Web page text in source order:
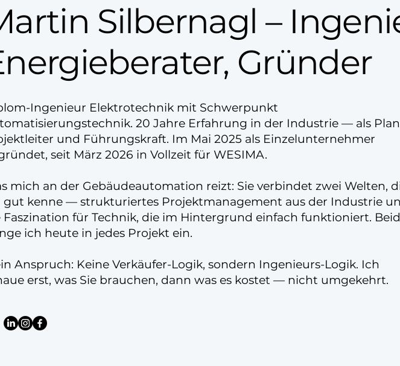
Silbernagl –
Gründer
Ingenieur Elektrotechnik mit Schwerpunkt
20 Jahre Erfahrung in der Industrie — als
und Führungskraft. Im Mai 2025 als Einzelunternehmer
seit März 2026 in Vollzeit für WESIMA.
mich an der Gebäudeautomation reizt: Sie verbindet zwei Welten,
gut kenne — strukturiertes Projektmanagement aus der Industrie
Faszination für Technik, die im Hintergrund einfach funktioniert.
ich heute in jedes Projekt ein.
Anspruch: Keine Verkäufer-Logik, sondern Ingenieurs-Logik. Ich
erst, was Sie brauchen, dann was es kostet — nicht umgekehrt.